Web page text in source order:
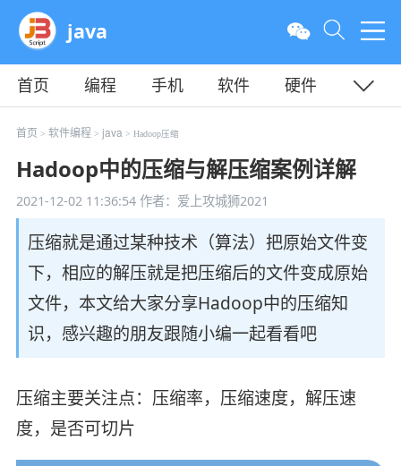
java
首页 编程 手机 软件
硬件
教程
平面 服务器
首页 > 软件编程 > java> Hadoop压缩
Hadoop中的压缩与解压缩案例详解
2021-12-02 11:36:54作者：爱上攻城狮2021
压缩就是通过某种技术（算法）把原始文件变
下，相应的解压就是把压缩后的文件变成原始
文件，本文给大家分享Hadoop中的压缩知
识，感兴趣的朋友跟随小编一起看看吧
压缩主要关注点：压缩率，压缩速度，解压速
度，是否可切片